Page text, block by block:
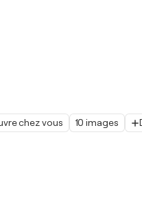
chez vous 10 images